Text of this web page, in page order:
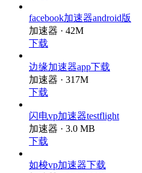
facebook加速器android版
加速器 · 42M
边缘加速器app下载
加速器 · 317M
闪电vp加速器testflight
加速器 · 3.0 MB